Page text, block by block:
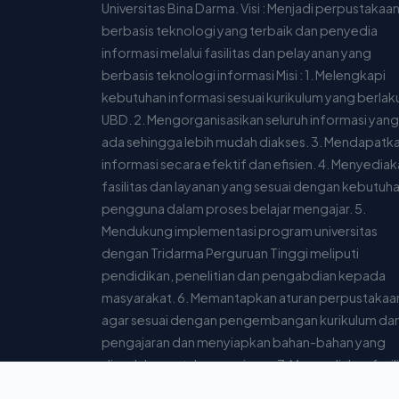
Universitas Bina Darma. Visi : Menjadi perpustakaan
berbasis teknologi yang terbaik dan penyedia
informasi melalui fasilitas dan pelayanan yang
berbasis teknologi informasi Misi : 1. Melengkapi
kebutuhan informasi sesuai kurikulum yang
UBD. 2. Mengorganisasikan seluruh informasi yang
ada sehingga lebih mudah diakses. 3.
informasi secara efektif dan efisien. 4.
fasilitas dan layanan yang sesuai dengan
pengguna dalam proses belajar mengajar. 5.
Mendukung implementasi program universitas
dengan Tridarma Perguruan Tinggi meliputi
pendidikan, penelitian dan pengabdian kepada
masyarakat. 6. Memantapkan aturan
agar sesuai dengan pengembangan kurikulum
pengajaran dan menyiapkan bahan-bahan yang
diperlukan untuk pengajaran. 7. Menyediakan